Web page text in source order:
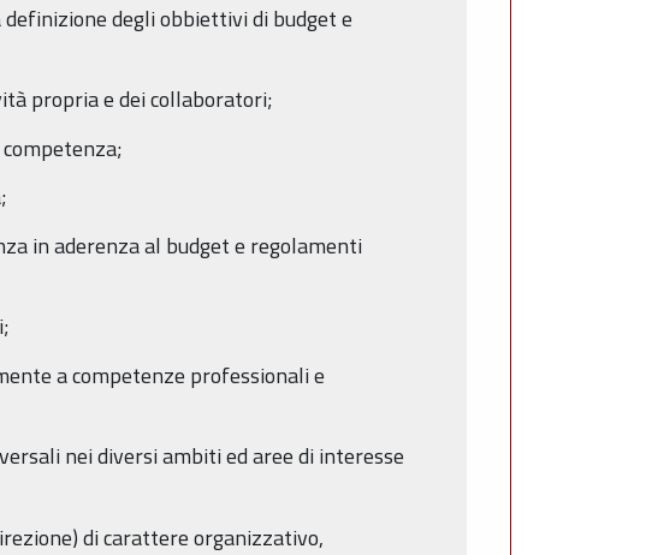
degli obbiettivi di budget e
propria e dei collaboratori;
in aderenza al budget e regolamenti
a competenze professionali e
nei diversi ambiti ed aree di interesse
di carattere organizzativo,